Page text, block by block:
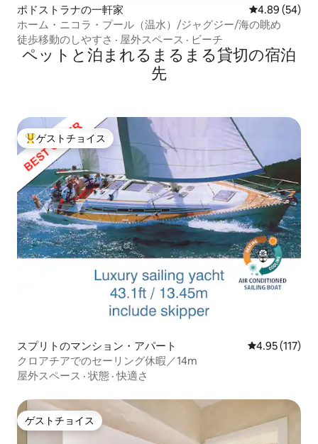
ポドストラナの一軒家 レビュー54
4.89 (54)
ホーム・ニコラ・プール（温水）/ジャグジー/海の眺め
徒歩移動のしやすさ · 屋外スペース · ビーチ
ペットと泊まれるまるまる貸切の宿泊
先
大好評のゲストチョイスです。
ゲストチョイス
スプリトのマンション・アパート レビュー117
4.95 (117)
クロアチアでのセーリング休暇／14m
屋外スペース · 状態 ·快適さ
ゲストチョイス
ゲストチョイス